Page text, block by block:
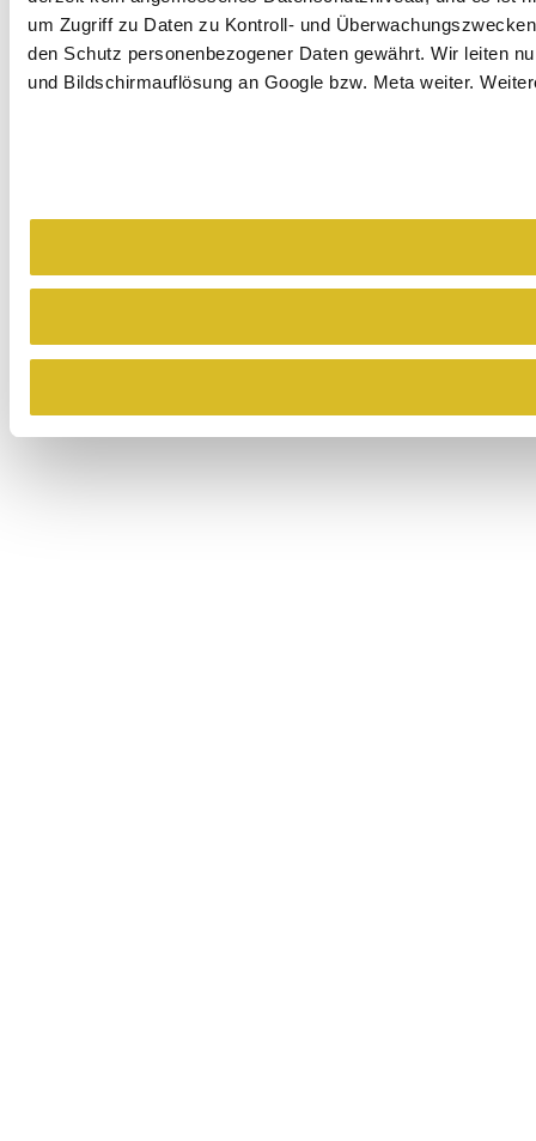
um Zugriff zu Daten zu Kontroll- und
den Schutz personenbezogener Daten gewährt. Wir leiten
und Bildschirmauflösung an Google bzw. Meta weiter.